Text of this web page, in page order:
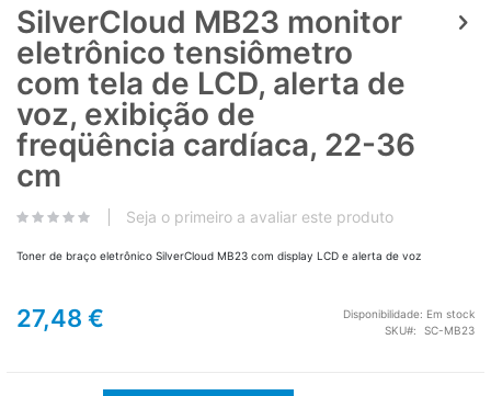
SilverCloud MB23 monitor
eletrônico tensiômetro
com tela de LCD, alerta de
voz, exibição de
freqüência cardíaca, 22-36
cm
Seja o primeiro a avaliar este produto
Toner de braço eletrônico SilverCloud MB23 com display LCD e alerta de voz
27,48 € Disponibilidade: Em stock
SKU
SC-MB23